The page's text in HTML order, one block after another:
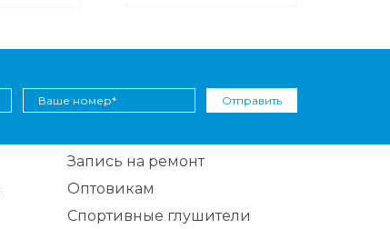
Отправить
Запись на ремонт
Оптовикам
Спортивные глушители